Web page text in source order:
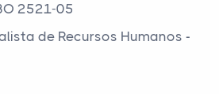
2521-05
de Recursos Humanos -